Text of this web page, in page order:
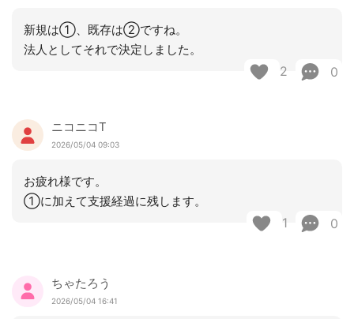
新規は①、既存は②ですね。
法人としてそれで決定しました。
2 0
ニコニコT
2026/05/04 09:03
お疲れ様です。
①に加えて支援経過に残します。
1 0
ちゃたろう
2026/05/04 16:41